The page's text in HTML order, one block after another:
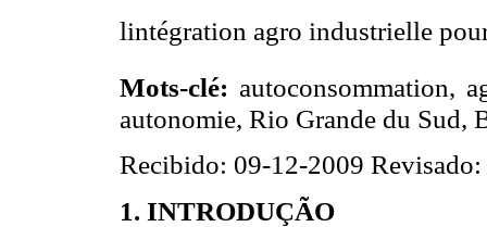
lintégration agro industrielle
Mots-clé: autoconsommation,
autonomie, Rio Grande du Sud,
Recibido: 09-12-2009
1. INTRODUÇÃO